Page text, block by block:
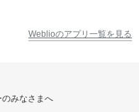
Weblioのアプリ一覧を見る
みなさまへ